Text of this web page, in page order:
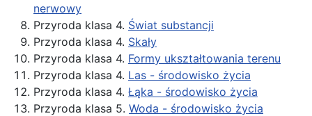
nerwowy
Przyroda klasa 4. Świat substancji
Przyroda klasa 4. Skały
Przyroda klasa 4. Formy ukształtowania terenu
Przyroda klasa 4. Las - środowisko życia
Przyroda klasa 4. Łąka - środowisko życia
Przyroda klasa 5. Woda - środowisko życia